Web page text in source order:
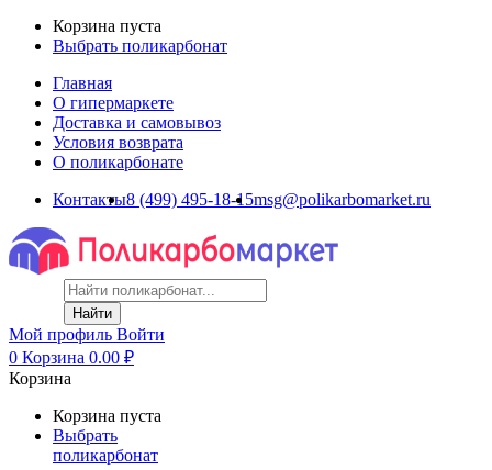
Корзина пуста
Выбрать поликарбонат
Главная
О гипермаркете
Доставка и самовывоз
Условия возврата
О поликарбонате
Контакты8 (499) 495-18-15msg@polikarbomarket.ru
Найти
Мой профиль Войти
0 Корзина 0.00 ₽
Корзина
Корзина пуста
Выбрать
поликарбонат